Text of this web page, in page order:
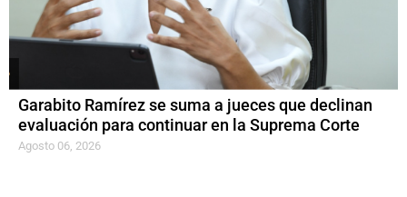
Garabito Ramírez se suma a jueces que declinan
evaluación para continuar en la Suprema Corte
Agosto 06, 2026